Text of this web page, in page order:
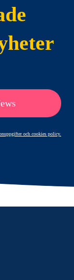
och cookies policy.